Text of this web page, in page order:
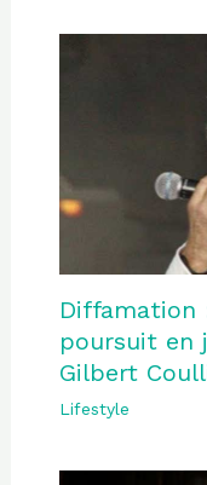
Diffamation
poursuit en
Gilbert
Lifestyle